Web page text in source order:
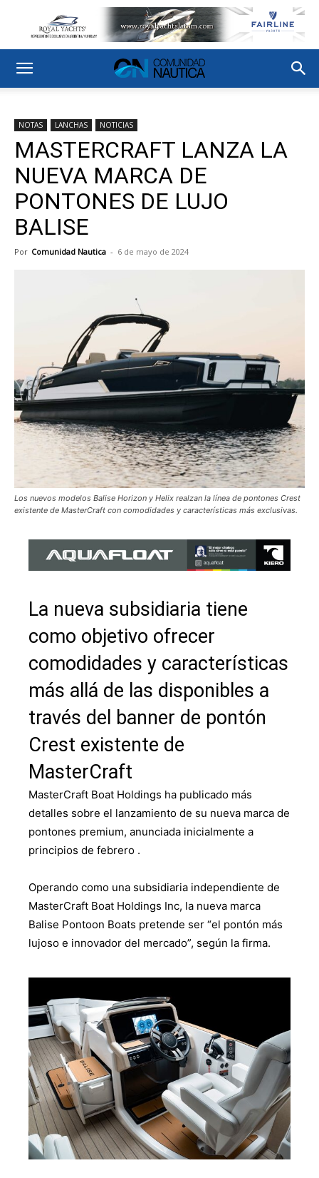
NOTAS LANCHAS NOTICIAS
MASTERCRAFT LANZA LA
NUEVA MARCA DE
PONTONES DE LUJO
BALISE
Por Comunidad Nautica - 6 de mayo de 2024
Los nuevos modelos Balise Horizon y Helix realzan la línea de pontones Crest
existente de MasterCraft con comodidades y características más exclusivas.
La nueva subsidiaria tiene
como objetivo ofrecer
comodidades y características
más allá de las disponibles a
través del banner de pontón
Crest existente de
MasterCraft
MasterCraft Boat Holdings ha publicado más
detalles sobre el lanzamiento de su nueva marca de
pontones premium, anunciada inicialmente a
principios de febrero .
Operando como una subsidiaria independiente de
MasterCraft Boat Holdings Inc, la nueva marca
Balise Pontoon Boats pretende ser “el pontón más
lujoso e innovador del mercado”, según la firma.